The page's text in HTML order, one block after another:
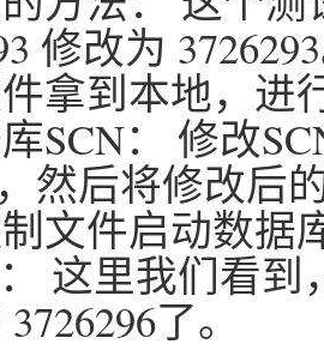
修改为
拿到本地，进
SCN： 修改
然后将修改后
文件启动数据
这里我们看
了。